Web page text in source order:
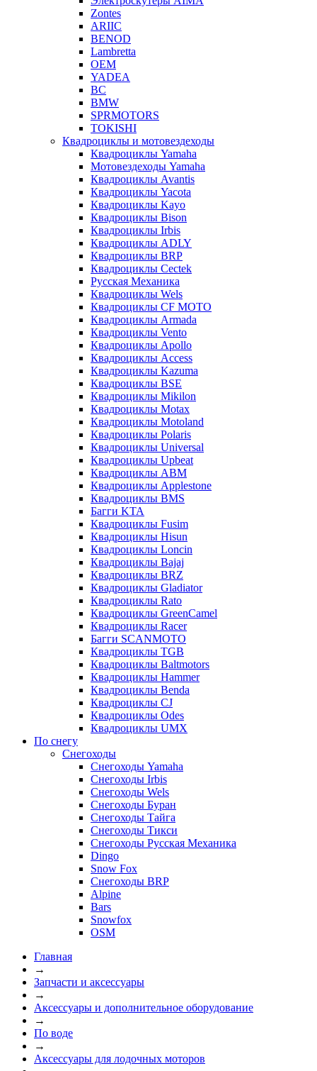
Zontes
ARIIC
BENOD
Lambretta
OEM
YADEA
BC
BMW
SPRMOTORS
TOKISHI
Квадроциклы и мотовездеходы
Квадроциклы Yamaha
Мотовездеходы Yamaha
Квадроциклы Avantis
Квадроциклы Yacota
Квадроциклы Kayo
Квадроциклы Bison
Квадроциклы Irbis
Квадроциклы ADLY
Квадроциклы BRP
Квадроциклы Cectek
Русская Механика
Квадроциклы Wels
Квадроциклы CF MOTO
Квадроциклы Armada
Квадроциклы Vento
Квадроциклы Apollo
Квадроциклы Access
Квадроциклы Kazuma
Квадроциклы BSE
Квадроциклы Mikilon
Квадроциклы Motax
Квадроциклы Motoland
Квадроциклы Polaris
Квадроциклы Universal
Квадроциклы Upbeat
Квадроциклы ABM
Квадроциклы Applestone
Квадроциклы BMS
Багги KTA
Квадроциклы Fusim
Квадроциклы Hisun
Квадроциклы Loncin
Квадроциклы Bajaj
Квадроциклы BRZ
Квадроциклы Gladiator
Квадроциклы Rato
Квадроциклы GreenCamel
Квадроциклы Racer
Багги SCANMOTO
Квадроциклы TGB
Квадроциклы Baltmotors
Квадроциклы Hammer
Квадроциклы Benda
Квадроциклы CJ
Квадроциклы Odes
Квадроциклы UMX
По снегу
Снегоходы
Снегоходы Yamaha
Снегоходы Irbis
Снегоходы Wels
Снегоходы Буран
Снегоходы Тайга
Снегоходы Тикси
Снегоходы Русская Механика
Dingo
Snow Fox
Снегоходы BRP
Alpine
Bars
Snowfox
OSM
Главная
→
Запчасти и аксессуары
→
Аксессуары и дополнительное оборудование
→
По воде
→
Аксессуары для лодочных моторов